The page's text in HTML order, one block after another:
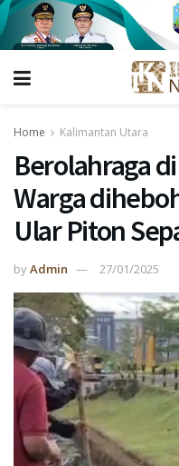
Home Kalimantan Utara
Berolahraga
Warga
Ular Piton
byAdmin 27/01/2025